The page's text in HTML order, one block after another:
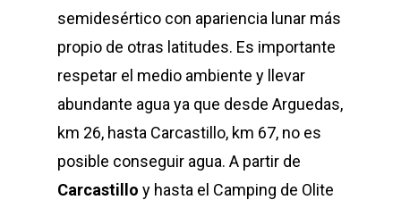
semidesértico con apariencia lunar más
propio de otras latitudes. Es importante
respetar el medio ambiente y llevar
abundante agua ya que desde Arguedas,
km 26, hasta Carcastillo, km 67, no es
posible conseguir agua. A partir de
Carcastillo y hasta el Camping de Olite